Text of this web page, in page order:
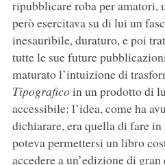
ripubblicare roba per amatori,
però esercitava su di lui un
inesauribile, duraturo, e poi
tutte le sue future
maturato l’intuizione di
Tipograficoin un prodotto di
accessibile: l’idea, come ha
dichiarare, era quella di fare
poteva permettersi un libro
accedere a un’edizione di